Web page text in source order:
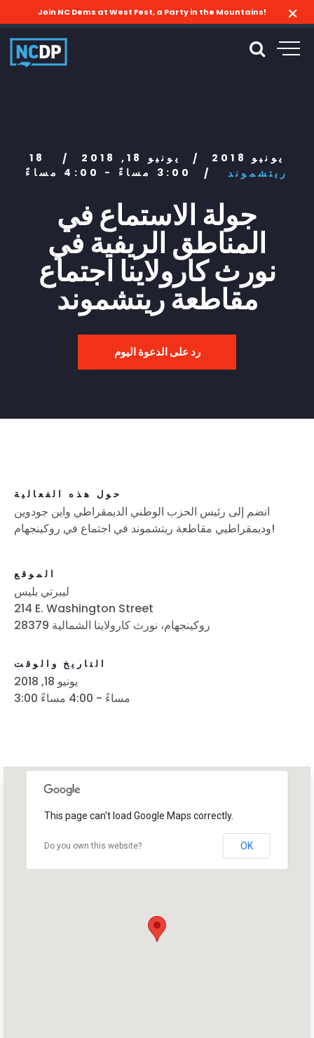
Join NC Dems at West Fest, a Party in the Mountains!
18 يونيو 2018 / يونيو 18, 2018
/
3:00 مساءً - 4:00 مساءً
/ ريتشموند
جولة الاستماع في
المناطق الريفية في
نورث كارولاينا اجتماع
مقاطعة ريتشموند
رد على الدعوة اليوم
حول هذه الفعالية
انضم إلى رئيس الحزب الوطني الديمقراطي واين جودوين
وديمقراطيي مقاطعة ريتشموند في اجتماع في روكينجهام!
الموقع
ليبرتي بليس
214 E. Washington Street
روكينجهام، نورث كارولاينا الشمالية 28379
التاريخ والوقت
يونيو 18, 2018
3:00 مساءً - 4:00 مساءً
This page can't load Google Maps correctly.
Do you own this website? OK